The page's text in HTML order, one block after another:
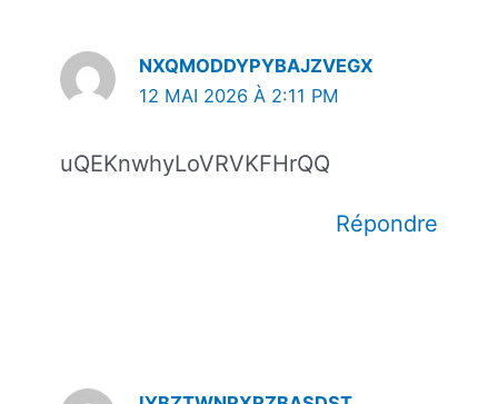
NXQMODDYPYBAJZVEGX
12 MAI 2026 À 2:11 PM
uQEKnwhyLoVRVKFHrQQ
Répondre